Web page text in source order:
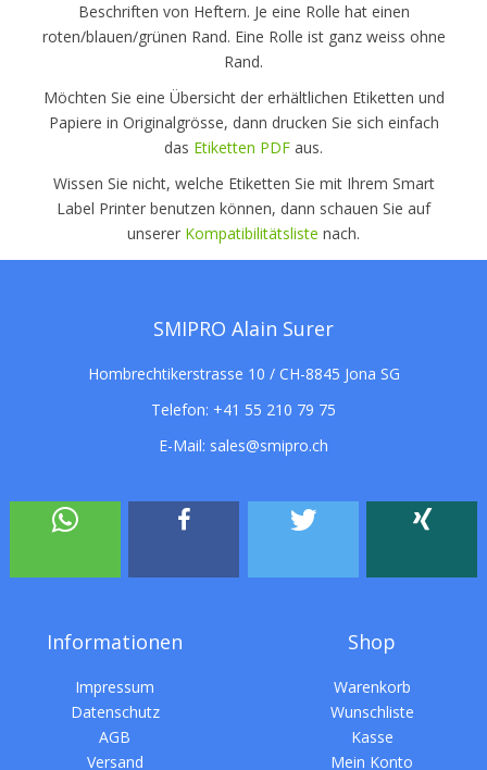
Beschriften von Heftern. Je eine Rolle hat einen
roten/blauen/grünen Rand. Eine Rolle ist ganz weiss ohne
Rand.
Möchten Sie eine Übersicht der erhältlichen Etiketten und
Papiere in Originalgrösse, dann drucken Sie sich einfach
das Etiketten PDF aus.
Wissen Sie nicht, welche Etiketten Sie mit Ihrem Smart
Label Printer benutzen können, dann schauen Sie auf
unserer Kompatibilitätsliste nach.
SMIPRO Alain Surer
Hombrechtikerstrasse 10 / CH-8845 Jona SG
Telefon: +41 55 210 79 75
E-Mail: sales@smipro.ch
Informationen
Impressum
Datenschutz
AGB
Versand
Shop
Warenkorb
Wunschliste
Kasse
Mein Konto